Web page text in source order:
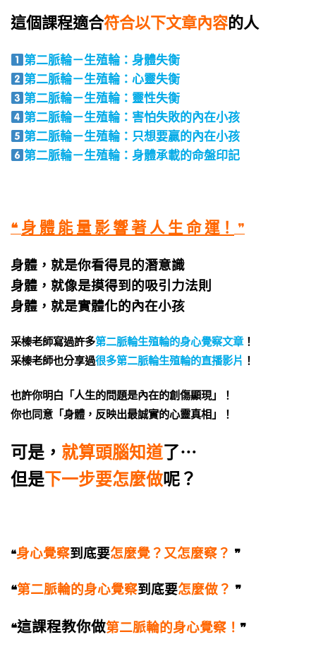
這個課程適合符合以下文章內容的人
第二脈輪－生殖輪：身體失衡
第二脈輪－生殖輪：心靈失衡
第二脈輪－生殖輪：靈性失衡
第二脈輪－生殖輪：害怕失敗的內在小孩
第二脈輪－生殖輪：只想要贏的內在小孩
第二脈輪－生殖輪： 身體承載的命盤印記
❝ 身 體 能 量 影 響 著 人 生 命 運 ！ ❞
身體，就是你看得見的潛意識
身體，就像是摸得到的吸引力法則
身體，就是實體化的內在小孩
采榛老師寫過許多第二脈輪生殖輪的身心覺察文章！
采榛老師也分享過很多第二脈輪生殖輪的直播影片 ！
也許你明白 「人生的問題是內在的創傷顯現」！
你也同意 「身體，反映出最誠實的心靈真相」！
可是， 就算頭腦知道了⋯
但是下一步要怎麼做呢？
❝身心覺察到底要怎麼覺？又怎麼察？ ❞
❝第二脈輪的身心覺察到底要怎麼做？ ❞
❝這課程教你做第二脈輪的身心覺察！ ❞